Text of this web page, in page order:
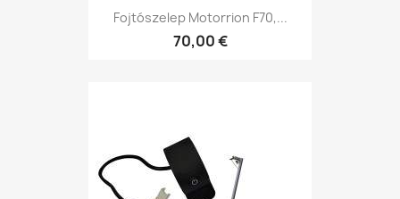
Fojtószelep Motorrion F70,...
70,00 €